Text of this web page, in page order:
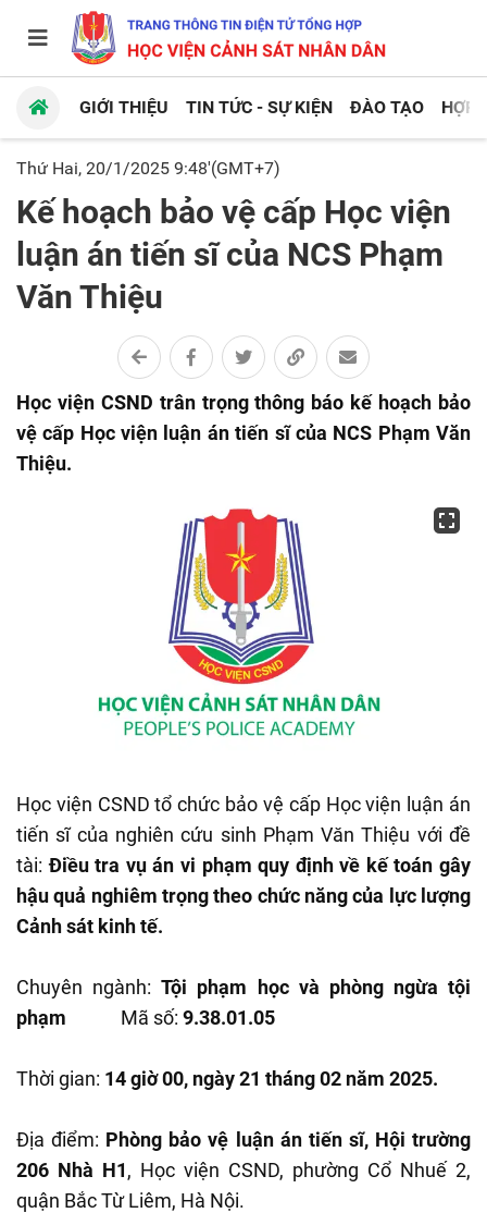
GIỚI THIỆU TIN TỨC - SỰ KIỆN ĐÀO TẠO HỢP
Thứ Hai, 20/1/2025 9:48'(GMT+7)
Kế hoạch bảo vệ cấp Học viện
luận án tiến sĩ của NCS Phạm
Văn Thiệu
Học viện CSND trân trọng thông báo kế hoạch bảo
vệ cấp Học viện luận án tiến sĩ của NCS Phạm Văn
Thiệu.
Học viện CSND tổ chức bảo vệ cấp Học viện luận án
tiến sĩ của nghiên cứu sinh Phạm Văn Thiệu với đề
tài:Điều tra vụ án vi phạm quy định về kế toán gây
hậu quả nghiêm trọng theo chức năng của lực lượng
Cảnh sát kinh tế.
Chuyên ngành:Tội phạm học và phòng ngừa tội
phạm
Mã số: 9.38.01.05
Thời gian: 14 giờ 00, ngày 21 tháng 02 năm 2025.
Địa điểm: Phòng bảo vệ luận án tiến sĩ, Hội trường
206 Nhà H1, Học viện CSND, phường Cổ Nhuế 2,
quận Bắc Từ Liêm, Hà Nội.